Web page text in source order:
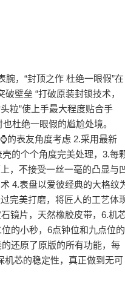
，“封顶之作 杜绝一眼假”在
壁垒 “打破原装封锁技术，
粒”使上手最大程度贴合手
杜绝一眼假的尴尬处境。
的表友角度考虑 2.采用最新
的个个角度完美处理，3.每
，不接受一丝一毫的凸显与
4.表盘以爱彼经典的大格纹
完美打磨，将匠人的工艺体
镜片，天然橡胶皮带，6.机
的小秒，6点钟位和九点位的
还原了原版的所有功能，每
机芯的稳定性，真正做到无可